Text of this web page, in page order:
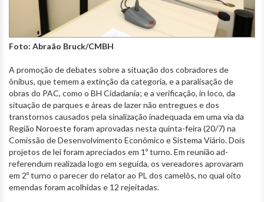
Foto: Abraão Bruck/CMBH
A promoção de debates sobre a situação dos cobradores de
ônibus, que temem a extinção da categoria, e a paralisação de
obras do PAC, como o BH Cidadania; e a verificação, in loco, da
situação de parques e áreas de lazer não entregues e dos
transtornos causados pela sinalização inadequada em uma via da
Região Noroeste foram aprovadas nesta quinta-feira (20/7) na
Comissão de Desenvolvimento Econômico e Sistema Viário. Dois
projetos de lei foram apreciados em 1º turno. Em reunião ad-
referendum realizada logo em seguida, os vereadores aprovaram
em 2º turno o parecer do relator ao PL dos camelôs, no qual oito
emendas foram acolhidas e 12 rejeitadas.